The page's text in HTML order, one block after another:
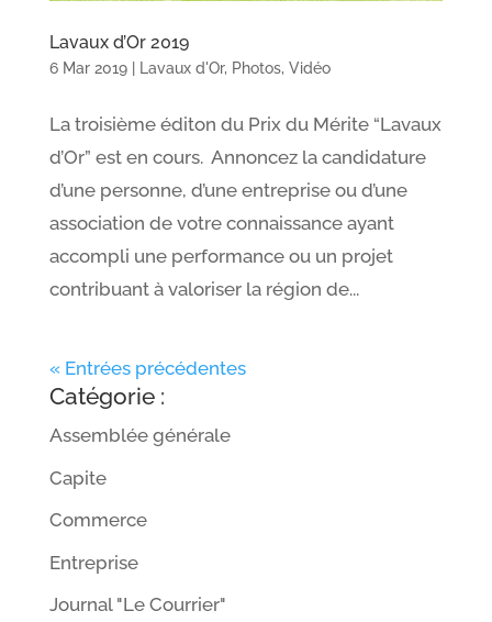
Lavaux d’Or 2019
6 Mar 2019| Lavaux d'Or, Photos, Vidéo
La troisième éditon du Prix du Mérite “Lavaux
d’Or” est en cours. Annoncez la candidature
d’une personne, d’une entreprise ou d’une
association de votre connaissance ayant
accompli une performance ou un projet
contribuant à valoriser la région de...
« Entrées précédentes
Catégorie :
Assemblée générale
Capite
Commerce
Entreprise
Journal "Le Courrier"